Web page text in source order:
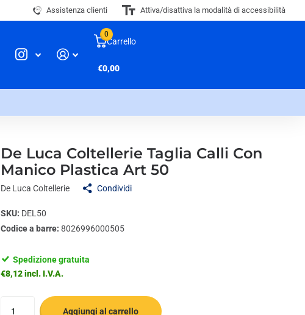
Assistenza clienti Attiva/disattiva la modalità di accessibilità
Carrello
0
€0,00
De Luca Coltellerie Taglia Calli Con
Manico Plastica Art 50
De Luca Coltellerie Condividi
SKU: DEL50
Codice a barre: 8026996000505
Spedizione gratuita
€8,12 incl. I.V.A.
Aggiungi al carrello